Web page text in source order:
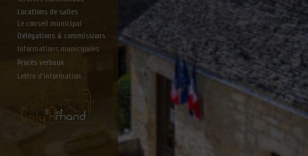
Locations de salles
Le conseil municipal
Délégations & commissions
Informations municipales
Lettre d'information
Procès verbaux